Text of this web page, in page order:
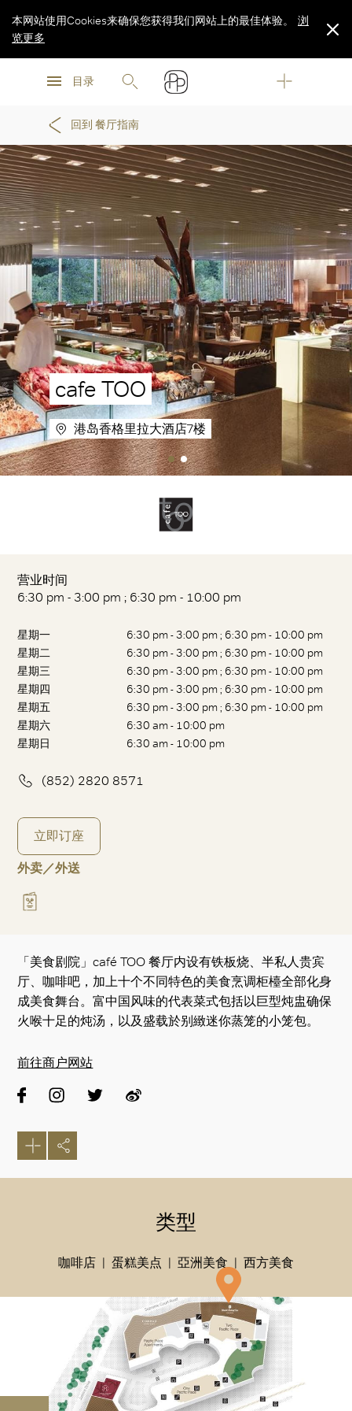
浏
目录
本网站使用Cookies来确保您获得我们网站上的最佳体验。
浏
览更多
回到 餐厅指南
cafe TOO
港岛香格里拉大酒店7楼
营业时间
6:30 pm - 3:00 pm ; 6:30 pm - 10:00 pm
星期一
6:30 pm - 3:00 pm ; 6:30 pm - 10:00 pm
星期二
6:30 pm - 3:00 pm ; 6:30 pm - 10:00 pm
星期三
6:30 pm - 3:00 pm ; 6:30 pm - 10:00 pm
星期四
6:30 pm - 3:00 pm ; 6:30 pm - 10:00 pm
星期五
6:30 pm - 3:00 pm ; 6:30 pm - 10:00 pm
星期六
6:30 am - 10:00 pm
星期日
6:30 am - 10:00 pm
(852) 2820 8571
立即订座
外卖／外送
「美食剧院」café TOO 餐厅内设有铁板烧、半私人贵宾
厅、咖啡吧，加上十个不同特色的美食烹调柜檯全部化身
成美食舞台。富中国风味的代表菜式包括以巨型炖盅确保
火喉十足的炖汤，以及盛载於别緻迷你蒸笼的小笼包。
前往商户网站
类型
咖啡店 蛋糕美点 亞洲美食 西方美食